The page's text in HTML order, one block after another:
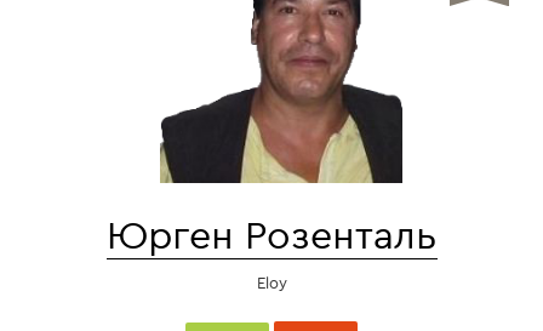
Юрген Розенталь
Eloy